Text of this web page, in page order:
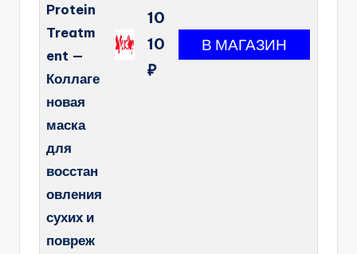
Protein
Treatm
ent —
Коллаге
новая
маска
для
восстан
овления
сухих и
повреж
10
10
₽